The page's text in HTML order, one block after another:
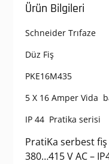
Ürün Bilgileri
Schneider Trıfaze
Düz Fiş
PKE16M435
5 X 16 Amper Vida
IP 44 Pratika serisi
PratiKa serbest fiş
380…415 V AC –